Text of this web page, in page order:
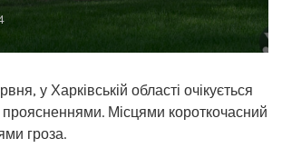
у Харківській області очікується
Місцями короткочасний
гроза.